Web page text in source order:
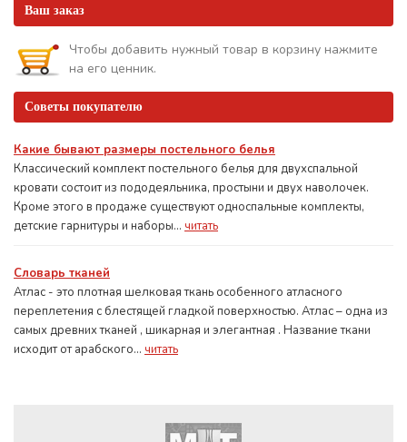
Ваш заказ
Чтобы добавить нужный товар в корзину нажмите
на его ценник.
Советы покупателю
Какие бывают размеры постельного белья
Классический комплект постельного белья для двухспальной
кровати состоит из пододеяльника, простыни и двух наволочек.
Кроме этого в продаже существуют односпальные комплекты,
детские гарнитуры и наборы... читать
Словарь тканей
Атлас - это плотная шелковая ткань особенного атласного
переплетения с блестящей гладкой поверхностью. Атлас – одна из
самых древних тканей , шикарная и элегантная . Название ткани
исходит от арабского... читать